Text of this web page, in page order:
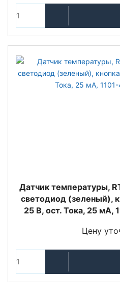
Датчик температуры,
светодиод (зеленый),
25 В, ост. Тока, 25
Цену